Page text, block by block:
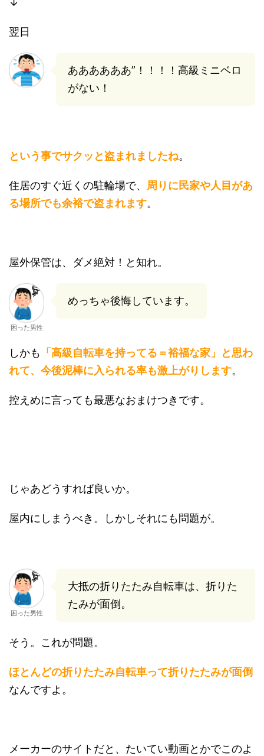
翌日
ああああああ”！！！！高級ミニベロ
がない！
という事でサクッと盗まれましたね。
住居のすぐ近くの駐輪場で、 周りに民家や人目があ
る場所でも余裕で盗まれます。
屋外保管は、ダメ絶対！と知れ。
困った男性
めっちゃ後悔しています。
しかも 「高級自転車を持ってる＝裕福な家」と思わ
れて、今後泥棒に入られる率も激上がりします。
控えめに言っても最悪なおまけつきです。
じゃあどうすれば良いか。
屋内にしまうべき。しかしそれにも問題が。
困った男性
大抵の折りたたみ自転車は、折りた
たみが面倒。
そう。これが問題。
ほとんどの折りたたみ自転車って折りたたみが面倒
なんですよ。
メーカーのサイトだと、たいてい動画とかでこのよ